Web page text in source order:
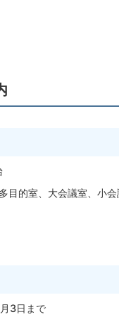
目的室、大会議室、小
3日まで